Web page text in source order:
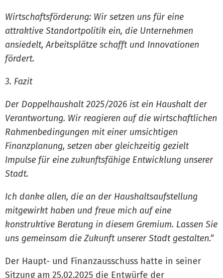
Wirtschaftsförderung: Wir setzen uns für eine
attraktive Standortpolitik ein, die Unternehmen
ansiedelt, Arbeitsplätze schafft und Innovationen
fördert.
3. Fazit
Der Doppelhaushalt 2025/2026 ist ein Haushalt der
Verantwortung. Wir reagieren auf die wirtschaftlichen
Rahmenbedingungen mit einer umsichtigen
Finanzplanung, setzen aber gleichzeitig gezielt
Impulse für eine zukunftsfähige Entwicklung unserer
Stadt.
Ich danke allen, die an der Haushaltsaufstellung
mitgewirkt haben und freue mich auf eine
konstruktive Beratung in diesem Gremium. Lassen Sie
uns gemeinsam die Zukunft unserer Stadt gestalten.“
Der Haupt- und Finanzausschuss hatte in seiner
Sitzung am 25.02.2025 die Entwürfe der